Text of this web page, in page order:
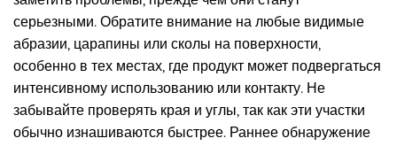
серьезными. Обратите внимание на любые видимые
абразии, царапины или сколы на поверхности,
особенно в тех местах, где продукт может подвергаться
интенсивному использованию или контакту. Не
забывайте проверять края и углы, так как эти участки
обычно изнашиваются быстрее. Раннее обнаружение